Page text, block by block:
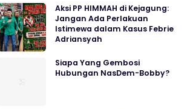
Aksi PP HIMMAH di Kejagung:
Jangan Ada Perlakuan
Istimewa dalam Kasus Febrie
Adriansyah
Siapa Yang Gembosi
Hubungan NasDem-Bobby?